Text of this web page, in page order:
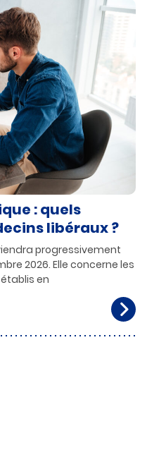
: quels
libéraux ?
progressivement
2026. Elle concerne les
en